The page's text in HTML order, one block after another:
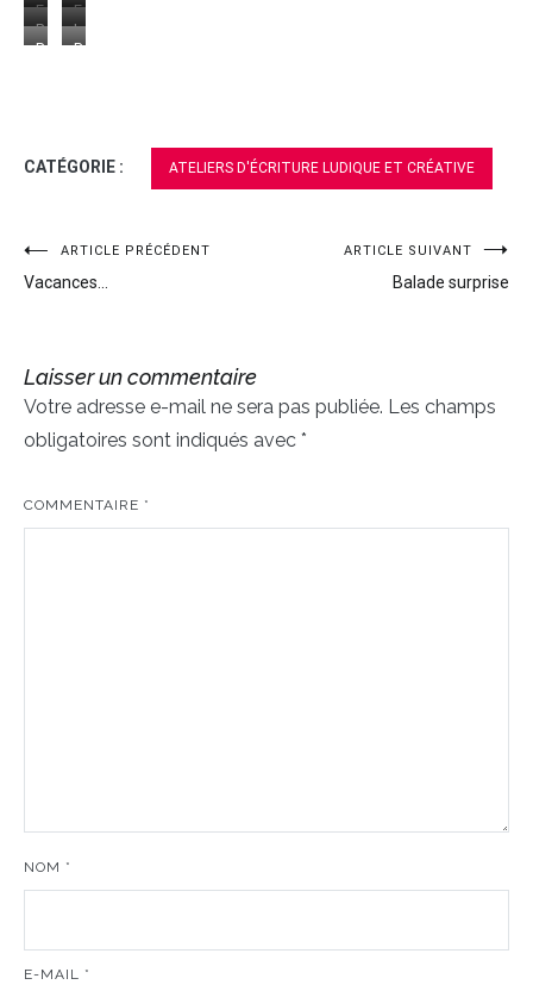
EcouterEcrire
RéfléchirLaisser
RelirePartager
CATÉGORIE : ATELIERS D'ÉCRITURE LUDIQUE ET CRÉATIVE
Navigation
ARTICLE PRÉCÉDENT
Vacances…
ARTICLE SUIVANT
Balade surprise
Laisser un commentaire
Votre adresse e-mail ne sera pas publiée. Les champs
obligatoires sont indiqués avec *
COMMENTAIRE *
NOM *
E-MAIL *